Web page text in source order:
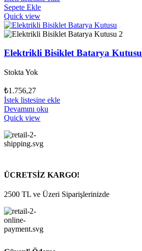
Sepete Ekle
Quick view
Elektrikli Bisiklet Batarya Kutusu
Stokta Yok
₺1.756,27
İstek listesine ekle
Devamını oku
Quick view
ÜCRETSİZ KARGO!
2500 TL ve Üzeri Siparişlerinizde